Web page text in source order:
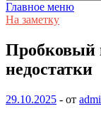
Главное меню
На заметку
Пробковый
недостатки
29.10.2025 - от